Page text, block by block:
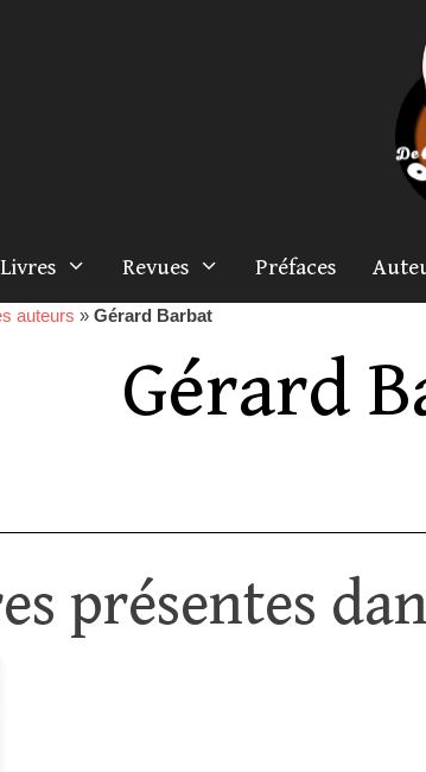
Livres Revues Préfaces
auteurs » Gérard Barbat
Gérard
présentes